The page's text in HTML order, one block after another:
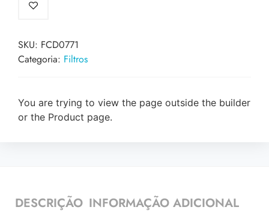
SKU: FCD0771
Categoria: Filtros
You are trying to view the page outside the builder
or the Product page.
DESCRIÇÃO INFORMAÇÃO ADICIONAL